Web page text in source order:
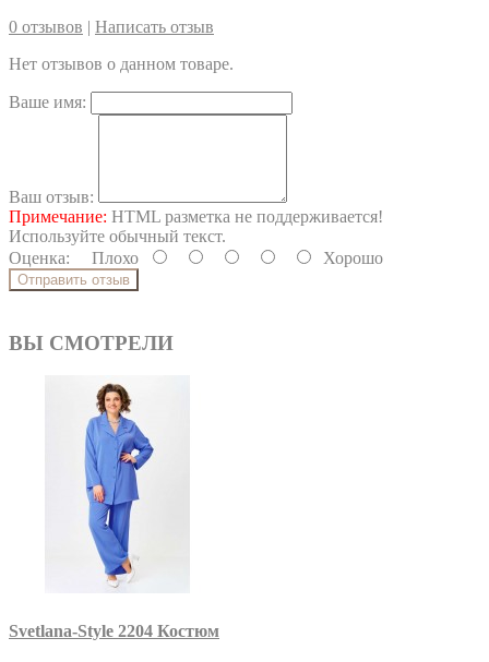
0 отзывов | Написать отзыв
Нет отзывов о данном товаре.
Ваше имя:
Ваш отзыв:
Примечание: HTML разметка не поддерживается!
Используйте обычный текст.
Оценка: Плохо Хорошо
Отправить отзыв
ВЫ СМОТРЕЛИ
Svetlana-Style 2204 Костюм